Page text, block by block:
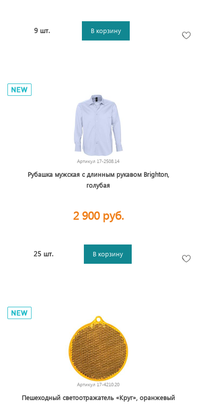
9 шт. В корзину
Артикул 17-2508.14
Рубашка мужская с длинным рукавом Brighton,
голубая
2 900 руб.
25 шт. В корзину
Артикул 17-4210.20
Пешеходный светоотражатель «Круг», оранжевый